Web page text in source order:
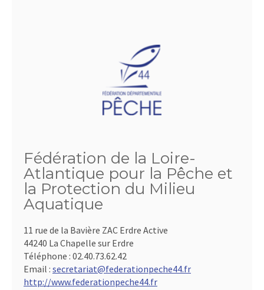
Fédération de la Loire-
Atlantique pour la Pêche et
la Protection du Milieu
Aquatique
11 rue de la Bavière ZAC Erdre Active
44240 La Chapelle sur Erdre
Téléphone : 02.40.73.62.42
Email : secretariat@federationpeche44.fr
http://www.federationpeche44.fr